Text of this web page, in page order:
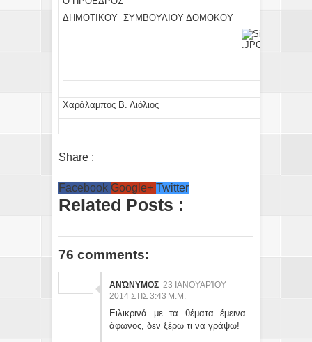
ΔΗΜΟΤΙΚΟΥ ΣΥΜΒΟΥΛΙΟΥ ΔΟΜΟΚΟΥ
Χαράλαμπος Β. Λιόλιος
Share :
Facebook Google+ Twitter
Related Posts :
76 comments:
ΑΝΏΝΥΜΟΣ 23 ΙΑΝΟΥΑΡΊΟΥ
2014 ΣΤΙΣ 3:43 Μ.Μ.
Ειλικρινά με τα θέματα έμεινα
άφωνος, δεν ξέρω τι να γράψω!